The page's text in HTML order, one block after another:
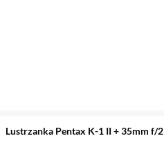
Lustrzanka Pentax K-1 II + 35mm f/2